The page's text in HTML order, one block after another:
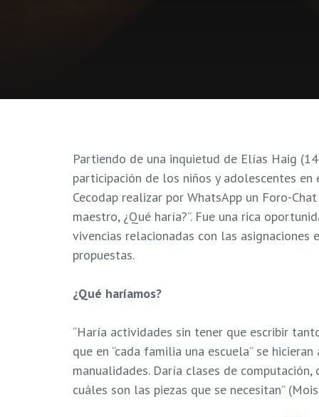
Partiendo de una inquietud de Elías Haig
participación de los niños y adolescentes en
Cecodap realizar por WhatsApp un Foro-
maestro, ¿Qué haría?”. Fue una rica
vivencias relacionadas con las asignaciones
propuestas.
¿Qué haríamos?
“Haría actividades sin tener que escribir
que en “cada familia una escuela” se
manualidades. Daría clases de
cuáles son las piezas que se necesitan”